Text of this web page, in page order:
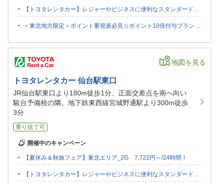
【トヨタレンタカー】レジャーやビジネスに便利なスタンダードプラン_宮城(26/7-27/3)
＜東北地方限定＞ポイント重視派必見☆ポイント10倍付与プラン!!（4-9月）2G
地図を見る
トヨタレンタカー 仙台駅東口
JR仙台駅東口より180m徒歩1分、正面交差点を南へ向い
駿台予備校の隣。地下鉄東西線宮城野通駅より300m徒歩
3分
乗り捨て可
開催中のキャンペーン
【夏休み＆秋旅フェア】東北エリア_2G 7,722円～/24時間！
【トヨタレンタカー】レジャーやビジネスに便利なスタンダードプラン_宮城(26/7-27/3)